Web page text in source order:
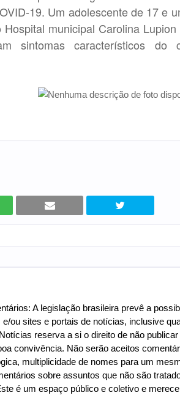
19. Um adolescente de 17 e
municipal Carolina
sintomas característicos do
A legislação brasileira prevê a
ou sites e portais de notícias, inclusive
reserva a si o direito de não
convivência. Não serão aceitos
multiplicidade de nomes para um
sobre assuntos que não são
é um espaço público e coletivo e